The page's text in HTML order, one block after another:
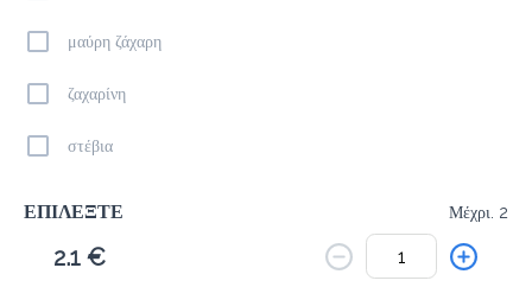
μαύρη ζάχαρη
ζαχαρίνη
στέβια
ΕΠΙΛΕΞΤΕ Μέχρι. 2
σκόνη σοκολάτας
2.1 €